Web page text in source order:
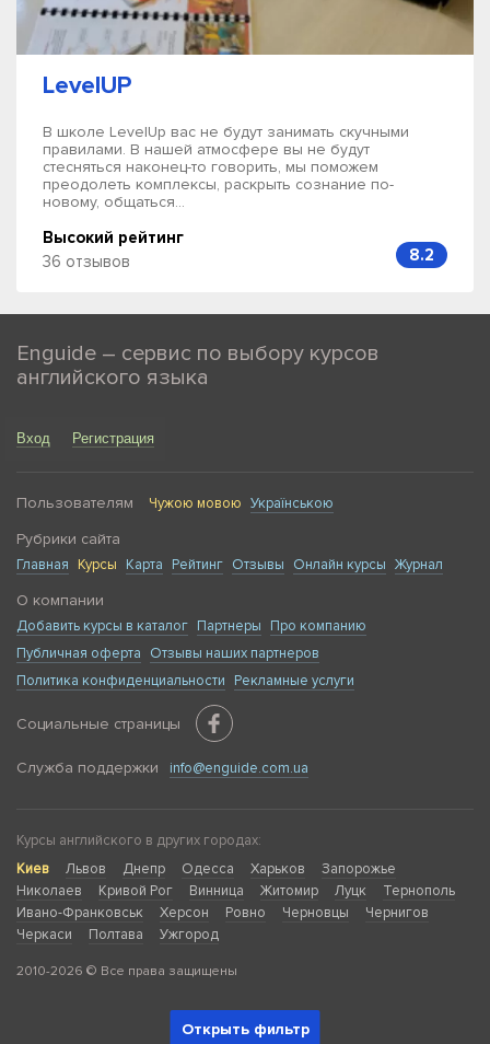
Открыть фильтр
LevelUP
В школе LevelUp вас не будут занимать скучными
правилами. В нашей атмосфере вы не будут
стесняться наконец-то говорить, мы поможем
преодолеть комплексы, раскрыть сознание по-
новому, общаться...
Высокий рейтинг
36 отзывов
8.2
Enguide – сервис по выбору курсов
английского языка
Вход Регистрация
Пользователям Чужою мовою Українською
Рубрики сайта
Главная Курсы Карта Рейтинг Отзывы Онлайн курсы Журнал
О компании
Добавить курсы в каталог Партнеры
Про компанию
Публичная оферта
Отзывы наших партнеров
Политика конфиденциальности
Рекламные услуги
Социальные страницы
Служба поддержки info@enguide.com.ua
Курсы английского в других городах:
Киев
Львов Днепр Одесса Харьков
Запорожье
Николаев
Кривой Рог Винница Житомир Луцк
Тернополь
Ивано-Франковськ
Херсон Ровно Черновцы
Чернигов
Черкаси
Полтава Ужгород
2010-2026 © Все права защищены